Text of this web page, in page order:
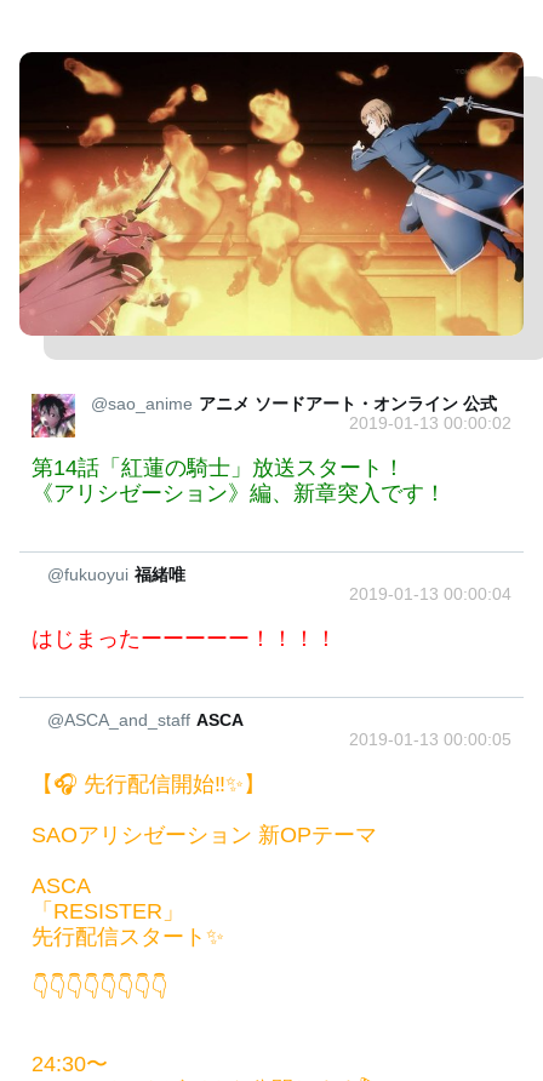
@sao_anime アニメ ソードアート・オンライン 公式
2019-01-13 00:00:02
第14話「紅蓮の騎士」放送スタート！
《アリシゼーション》編、新章突入です！
@fukuoyui 福緒唯
2019-01-13 00:00:04
はじまったーーーーー！！！！
@ASCA_and_staff ASCA
2019-01-13 00:00:05
【🎧 先行配信開始‼️✨】
SAOアリシゼーション 新OPテーマ
ASCA
「RESISTER」
先行配信スタート✨
👇👇👇👇👇👇👇👇
24:30〜